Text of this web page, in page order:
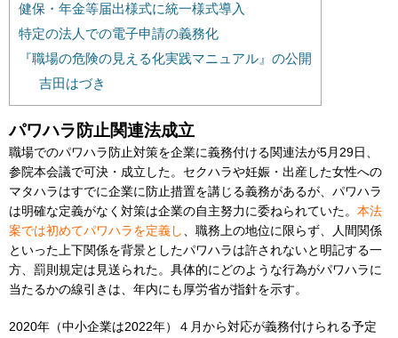
健保・年金等届出様式に統一様式導入
特定の法人での電子申請の義務化
『職場の危険の見える化実践マニュアル』の公開
吉田はづき
パワハラ防止関連法成立
職場でのパワハラ防止対策を企業に義務付ける関連法が5月29日、
参院本会議で可決・成立した。セクハラや妊娠・出産した女性への
マタハラはすでに企業に防止措置を講じる義務があるが、パワハラ
は明確な定義がなく対策は企業の自主努力に委ねられていた。 本法
案では初めてパワハラを定義し、職務上の地位に限らず、人間関係
といった上下関係を背景としたパワハラは許されないと明記する一
方、罰則規定は見送られた。具体的にどのような行為がパワハラに
当たるかの線引きは、年内にも厚労省が指針を示す。
2020年（中小企業は2022年）４月から対応が義務付けられる予定